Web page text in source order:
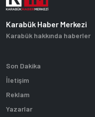
Karabük Haber Merkezi
Karabük hakkında haberler
Son Dakika
İletişim
Reklam
Yazarlar